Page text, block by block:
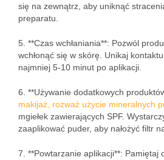
się na zewnątrz, aby uniknąć
preparatu.
5. **Czas wchłaniania**: Pozwól
wchłonąć się w skórę. Unikaj
najmniej 5-10 minut po aplikacji.
6. **Używanie dodatkowych
makijaż, rozważ użycie mineralnych
mgiełek zawierających SPF.
zaaplikować puder, aby nałożyć filtr
7. **Powtarzanie aplikacji**: Pamiętaj